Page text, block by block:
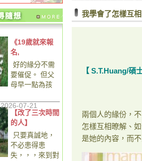
《19歲就來報
名,
好的緣分不需
要催促。 但父
母早一點為孩
2026-07-21
【改了三次時間
的人】
只要真誠地，
不必患得患
失，，，來到對
我學會了怎樣互
【 S.T.Huang/碩
兩個人的緣份，
怎樣互相暸解、
是她的內容，而